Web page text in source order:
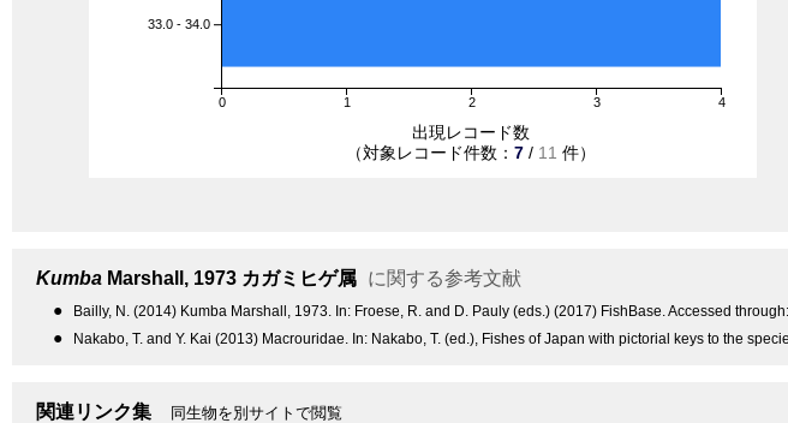
0 1 2 3 4
33.0 - 34.0
出現レコード数
（対象レコード件数： 7 / 11 件）
Kumba Marshall, 1973 カガミヒゲ属 に関する参考文献
● Bailly, N. (2014) Kumba Marshall, 1973. In: Froese, R. and D. Pauly (eds.) (2017) FishBase. Accessed
● Nakabo, T. and Y. Kai (2013) Macrouridae. In: Nakabo, T. (ed.), Fishes of Japan with pictorial keys to the
関連リンク集 同生物を別サイトで閲覧